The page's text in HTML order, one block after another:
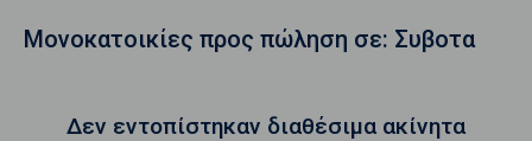
Μονοκατοικίες προς πώληση σε: Συβοτα
Δεν εντοπίστηκαν διαθέσιμα ακίνητα